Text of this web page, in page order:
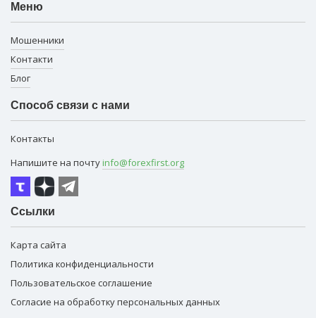
Меню
Мошенники
Контакти
Блог
Способ связи с нами
Контакты
Напишите на почту info@forexfirst.org
Ссылки
Карта сайта
Политика конфиденциальности
Пользовательское соглашение
Согласие на обработку персональных данных